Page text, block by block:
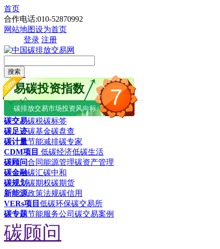
首页
合作电话:010-52870992
网站地图设为首页
登录 注册
搜索
7
易碳投资指数
碳排放交易市场投资风向标
碳交易碳税碳标签
碳足迹碳基金碳盘查
碳计量节能减排碳专家
CDM项目 低碳经济低碳生活
碳顾问合同能源管理碳资产管理
碳金融碳汇碳中和
碳规划碳期权碳期货
新能源政策法规碳信用
VERs项目 低碳环保碳交易所
碳专题节能服务公司 碳交易案例
碳顾问